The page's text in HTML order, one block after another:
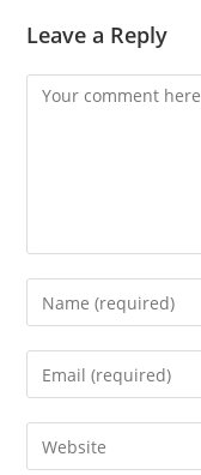
Leave a Reply